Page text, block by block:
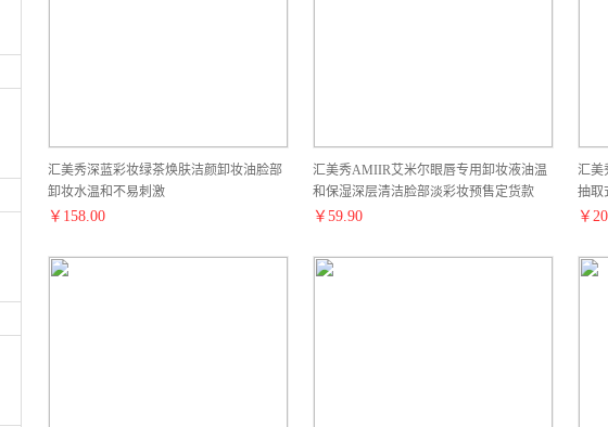
汇美秀深蓝彩妆绿茶焕肤洁颜卸妆油脸部
卸妆水温和不易刺激
￥ 158.00
汇美秀AMIIR艾米尔眼唇专用卸妆液油温
和保湿深层清洁脸部淡彩妆预售定货款
￥ 59.90
汇美
抽取
￥